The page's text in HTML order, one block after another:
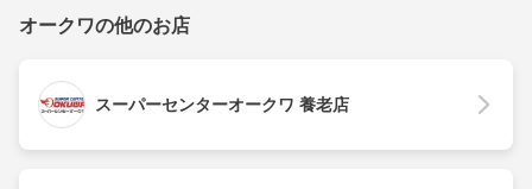
オークワの他のお店
スーパーセンターオークワ 養老店